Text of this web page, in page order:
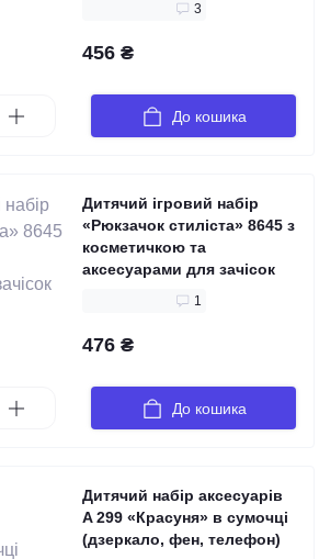
3
456 ₴
До кошика
Дитячий ігровий набір
«Рюкзачок стиліста» 8645 з
косметичкою та
аксесуарами для зачісок
1
476 ₴
До кошика
Дитячий набір аксесуарів
A 299 «Красуня» в сумочці
(дзеркало, фен, телефон)